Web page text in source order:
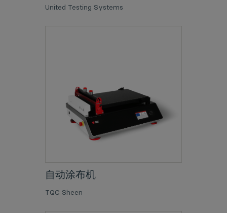
United Testing Systems
自动涂布机
TQC Sheen